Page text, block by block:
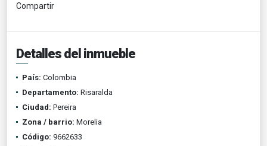
Compartir
Detalles del inmueble
País: Colombia
Departamento: Risaralda
Ciudad: Pereira
Zona / barrio: Morelia
Código: 9662633